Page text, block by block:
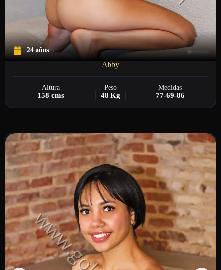
24 años
Abby
Altura Peso Medidas
158 cms 48 Kg 77-69-86